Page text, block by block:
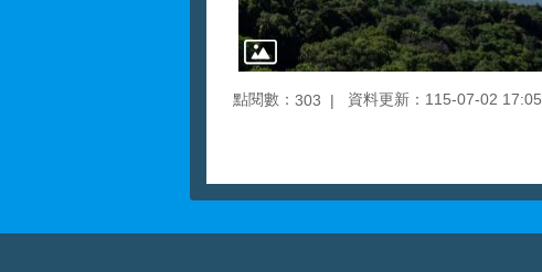
點閱數： 303 資料更新：115-07-02 17:05